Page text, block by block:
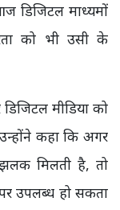
डिजिटल माध्यमों
को भी उसी के
मीडिया को
उन्होंने कहा कि अगर
झलक मिलती है, तो
उपलब्ध हो सकता